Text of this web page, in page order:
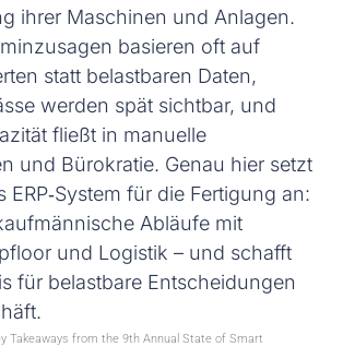
ihrer Maschinen und Anlagen.
basieren oft auf
statt belastbaren Daten,
werden spät sichtbar, und
fließt in manuelle
und Bürokratie. Genau hier setzt
ERP‑System für die Fertigung an:
Abläufe mit
und Logistik – und schafft
für belastbare Entscheidungen
Takeaways from the 9th Annual State of Smart